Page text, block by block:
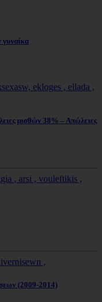
μισθών 38% – Απώλειες
(2009-2014)